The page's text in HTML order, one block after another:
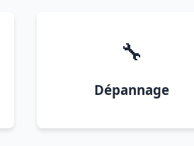
🔧
Dépannage